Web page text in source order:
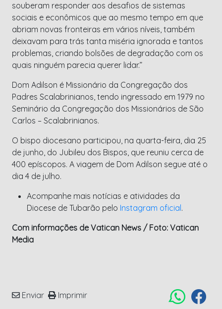
souberam responder aos desafios de sistemas
sociais e econômicos que ao mesmo tempo em que
abriam novas fronteiras em vários níveis, também
deixavam para trás tanta miséria ignorada e tantos
problemas, criando bolsões de degradação com os
quais ninguém parecia querer lidar.”
Dom Adilson é Missionário da Congregação dos
Padres Scalabrinianos, tendo ingressado em 1979 no
Seminário da Congregação dos Missionários de São
Carlos – Scalabrinianos.
O bispo diocesano participou, na quarta-feira, dia 25
de junho, do Jubileu dos Bispos, que reuniu cerca de
400 epíscopos. A viagem de Dom Adilson segue até o
dia 4 de julho.
Acompanhe mais notícias e atividades da
Diocese de Tubarão pelo Instagram oficial.
Com informações de Vatican News / Foto: Vatican
Media
Enviar Imprimir